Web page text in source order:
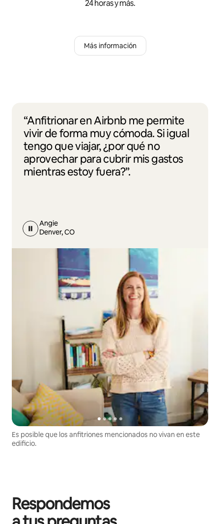
24 horas y más.
Más información
“Anfitrionar en Airbnb me permite
vivir de forma muy cómoda. Si igual
tengo que viajar, ¿por qué no
aprovechar para cubrir mis gastos
mientras estoy fuera?”.
Angie
Denver, CO
Es posible que los anfitriones mencionados no vivan en este
edificio.
Respondemos